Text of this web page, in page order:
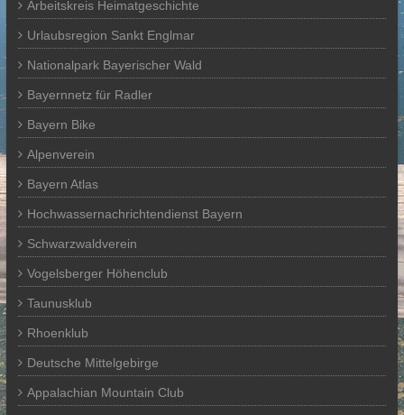
Arbeitskreis Heimatgeschichte
Urlaubsregion Sankt Englmar
Nationalpark Bayerischer Wald
Bayernnetz für Radler
Bayern Bike
Alpenverein
Bayern Atlas
Hochwassernachrichtendienst Bayern
Schwarzwaldverein
Vogelsberger Höhenclub
Taunusklub
Rhoenklub
Deutsche Mittelgebirge
Appalachian Mountain Club